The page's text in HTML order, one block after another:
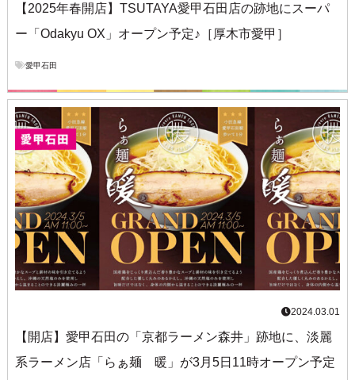
【2025年春開店】TSUTAYA愛甲石田店の跡地にスーパ
ー「Odakyu OX」オープン予定♪［厚木市愛甲］
愛甲石田
2024.03.01
【開店】愛甲石田の「京都ラーメン森井」跡地に、淡麗
系ラーメン店「らぁ麺 暖」が3月5日11時オープン予定